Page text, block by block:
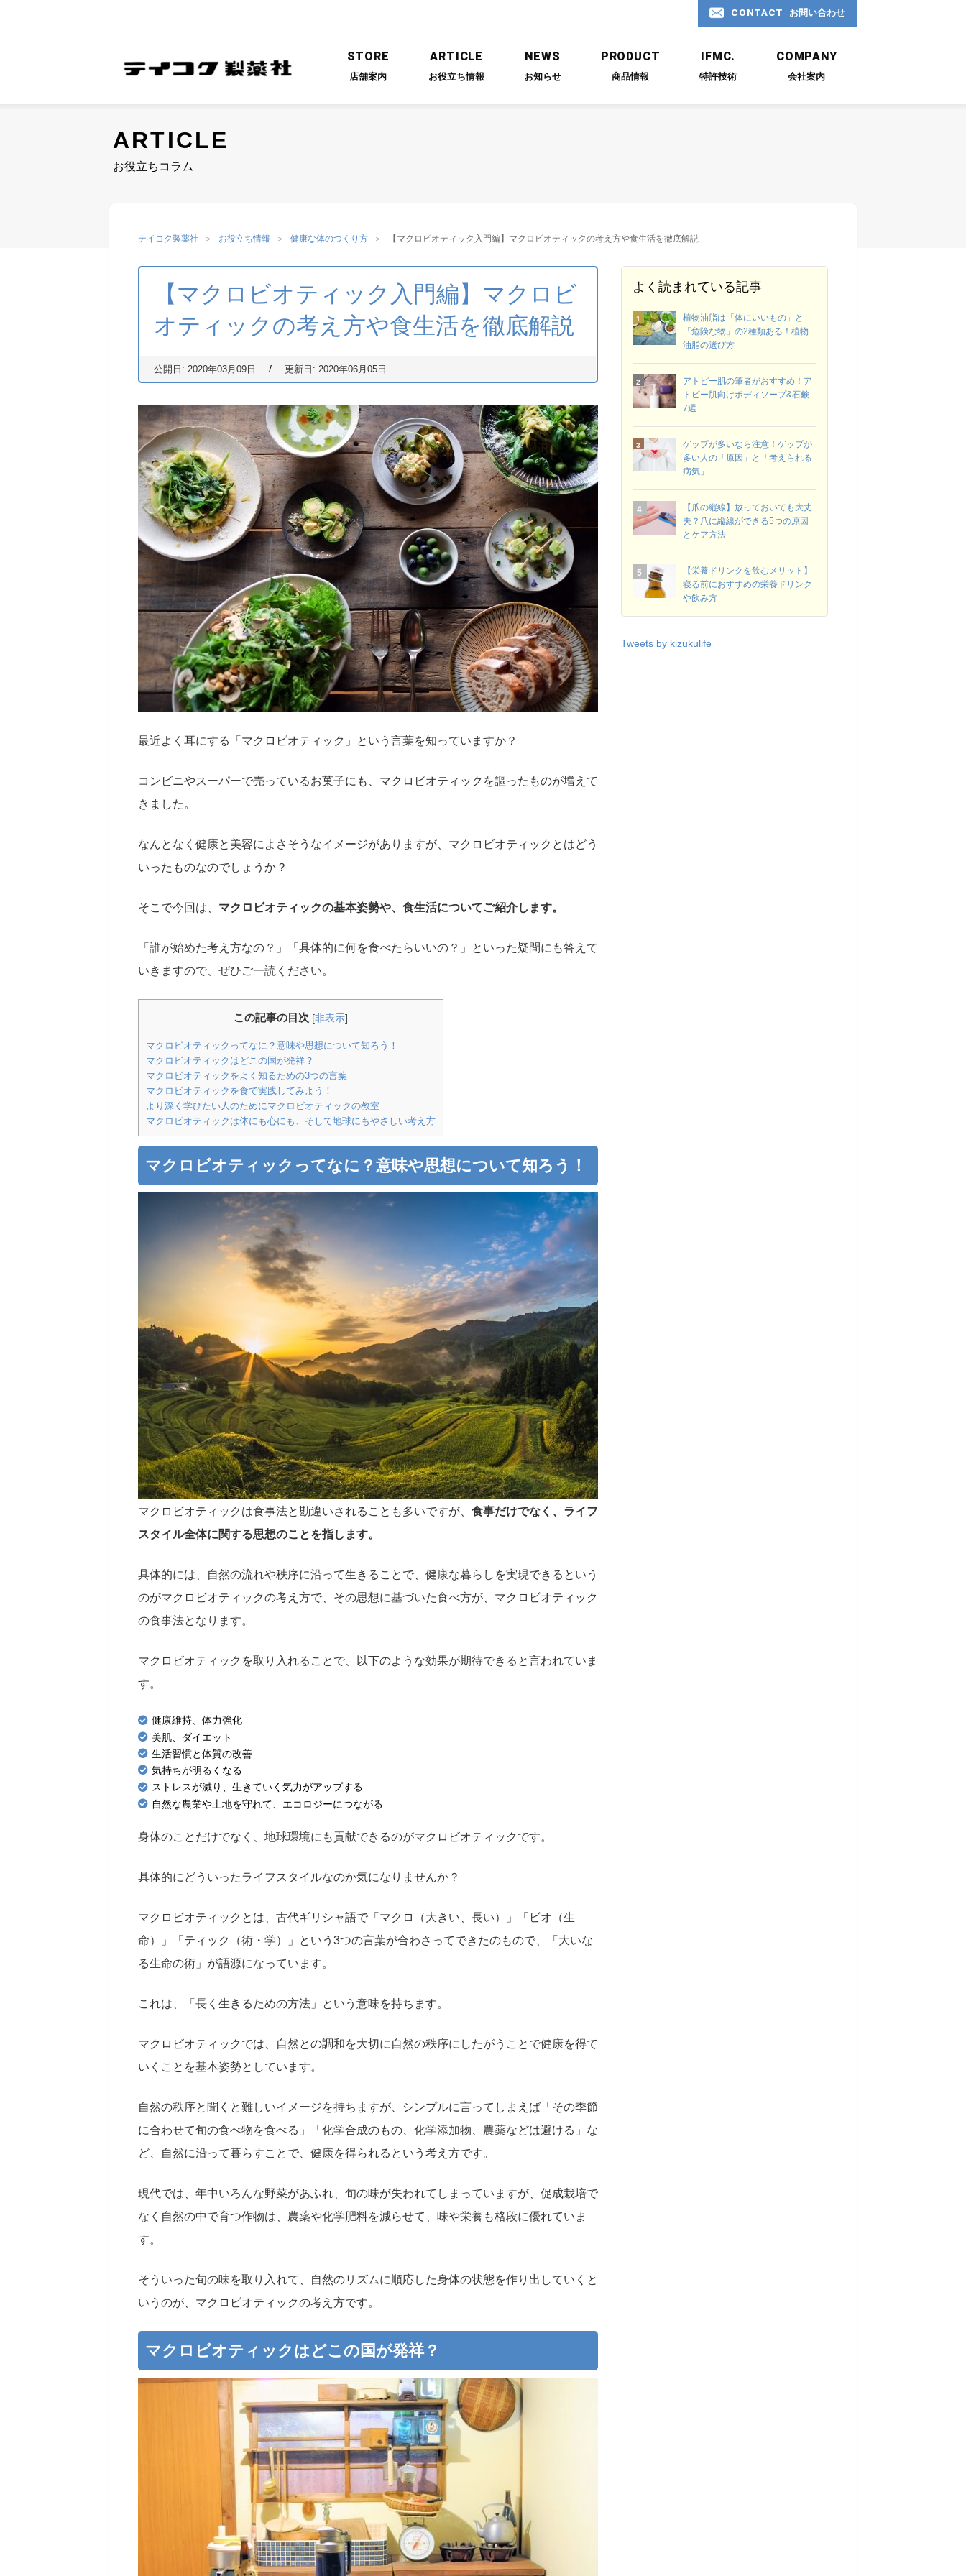
STORE
店舗案内
ARTICLE
お役立ち情報
NEWS
お知らせ
PRODUCT
商品情報
IFMC.
特許技術
COMPANY
会社案内
COMPANY
CONTACT お問い合わせ
06-6577-0966
ARTICLE
お役立ちコラム
テイコク製薬社 お役立ち情報 健康な体のつくり方 【マクロビオティック入門編】マクロビオティックの考え方や食生活を徹底解説
【マクロビオティック入門編】マクロビ
オティックの考え方や食生活を徹底解説
公開日: 2020年03月09日 / 更新日: 2020年06月05日
最近よく耳にする「マクロビオティック」という言葉を知っていますか？
コンビニやスーパーで売っているお菓子にも、マクロビオティックを謳ったものが増えて
きました。
なんとなく健康と美容によさそうなイメージがありますが、マクロビオティックとはどう
いったものなのでしょうか？
そこで今回は、 マクロビオティックの基本姿勢や、食生活についてご紹介します。
「誰が始めた考え方なの？」「具体的に何を食べたらいいの？」といった疑問にも答えて
いきますので、ぜひご一読ください。
この記事の目次 [非表示]
マクロビオティックってなに？意味や思想について知ろう！
マクロビオティックはどこの国が発祥？
マクロビオティックをよく知るための3つの言葉
マクロビオティックを食で実践してみよう！
より深く学びたい人のためにマクロビオティックの教室
マクロビオティックは体にも心にも、そして地球にもやさしい考え方
マクロビオティックってなに？意味や思想について知ろう！
マクロビオティックは食事法と勘違いされることも多いですが、 食事だけでなく、ライフ
スタイル全体に関する思想のことを指します。
具体的には、自然の流れや秩序に沿って生きることで、健康な暮らしを実現できるという
のがマクロビオティックの考え方で、その思想に基づいた食べ方が、マクロビオティック
の食事法となります。
マクロビオティックを取り入れることで、以下のような効果が期待できると言われていま
す。
健康維持、体力強化
美肌、ダイエット
生活習慣と体質の改善
気持ちが明るくなる
ストレスが減り、生きていく気力がアップする
自然な農業や土地を守れて、エコロジーにつながる
身体のことだけでなく、地球環境にも貢献できるのがマクロビオティックです。
具体的にどういったライフスタイルなのか気になりませんか？
マクロビオティックとは、古代ギリシャ語で「マクロ（大きい、長い）」「ビオ（生
命）」「ティック（術・学）」という3つの言葉が合わさってできたのもので、「大いな
る生命の術」が語源になっています。
これは、「長く生きるための方法」という意味を持ちます。
マクロビオティックでは、自然との調和を大切に自然の秩序にしたがうことで健康を得て
いくことを基本姿勢としています。
自然の秩序と聞くと難しいイメージを持ちますが、シンプルに言ってしまえば「その季節
に合わせて旬の食べ物を食べる」「化学合成のもの、化学添加物、農薬などは避ける」な
ど、自然に沿って暮らすことで、健康を得られるという考え方です。
現代では、年中いろんな野菜があふれ、旬の味が失われてしまっていますが、促成栽培で
なく自然の中で育つ作物は、農薬や化学肥料を減らせて、味や栄養も格段に優れていま
す。
そういった旬の味を取り入れて、自然のリズムに順応した身体の状態を作り出していくと
いうのが、マクロビオティックの考え方です。
マクロビオティックはどこの国が発祥？
よく読まれている記事
植物油脂は「体にいいもの」と
「危険な物」の2種類ある！植物
油脂の選び方
アトピー肌の筆者がおすすめ！ア
トピー肌向けボディソープ&石鹸
7選
ゲップが多いなら注意！ゲップが
多い人の「原因」と「考えられる
病気」
【爪の縦線】放っておいても大丈
夫？爪に縦線ができる5つの原因
とケア方法
【栄養ドリンクを飲むメリット】
寝る前におすすめの栄養ドリンク
や飲み方
Tweets by kizukulife